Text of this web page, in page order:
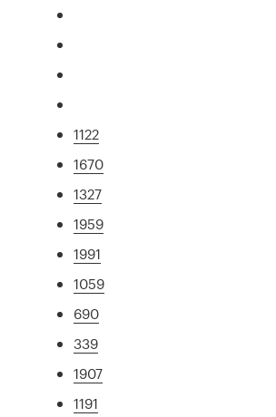
1122
1670
1327
1959
1991
1059
690
339
1907
1191